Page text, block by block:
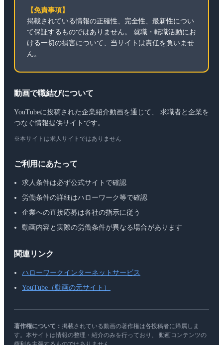
【免責事項】
掲載されている情報の正確性、完全性、最新性につい
て保証するものではありません。 就職・転職活動にお
ける一切の損害について、当サイトは責任を負いませ
ん。
動画で職結びについて
YouTubeに投稿された企業紹介動画を通じて、 求職者と企業を
つなぐ情報提供サイトです。
※本サイトは求人サイトではありません
ご利用にあたって
求人条件は必ず公式サイトで確認
労働条件の詳細はハローワーク等で確認
企業への直接応募は各社の指示に従う
動画内容と実際の労働条件が異なる場合があります
関連リンク
ハローワークインターネットサービス
YouTube（動画の元サイト）
著作権について： 掲載されている動画の著作権は各投稿者に帰属しま
す。本サイトは情報の整理・紹介のみを行っており、 動画コンテンツの